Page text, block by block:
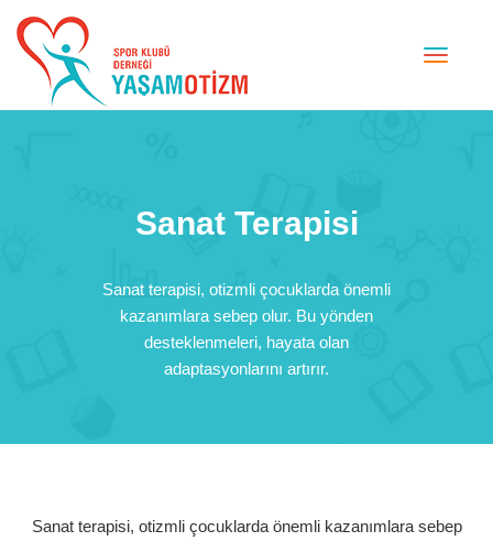
Toggle
Sanat Terapisi
Sanat terapisi, otizmli çocuklarda önemli
kazanımlara sebep olur. Bu yönden
desteklenmeleri, hayata olan
adaptasyonlarını artırır.
Sanat terapisi, otizmli çocuklarda önemli kazanımlara sebep